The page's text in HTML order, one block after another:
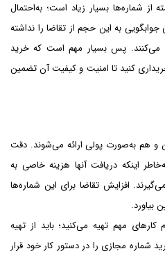
از شماره‌ها بسیار زیاد است؛ به‌احتمال
جوابگویی به این حجم از تقاضا را نداشته
می‌کنند. پس بسیار مهم است که خرید
کنید تا امنیت و کیفیت آن تضمین
و هم به‌صورت پولی ارائه می‌شوند. دقت
اینکه دریافت آنها هزینه خاصی به
افزایش تقاضا برای این شماره‌ها
بیاورد.
مهم تهیه می‌کنید؛ باید از تهیه
شماره مجازی را در دستور کار خود قرار